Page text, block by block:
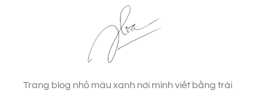
Trang blog nhỏ màu xanh nơi mình viết bằng trái